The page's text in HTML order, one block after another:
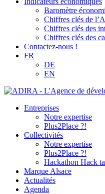
Baromètre
Chiffres clés de
Chiffres clés des
Chiffres clés des
Contactez-nous !
FR
DE
EN
Entreprises
Notre expertise
Plus2Place ?!
Collectivités
Notre expertise
Plus2Place ?!
Hackathon Hack
Marque Alsace
Actualités
Agenda